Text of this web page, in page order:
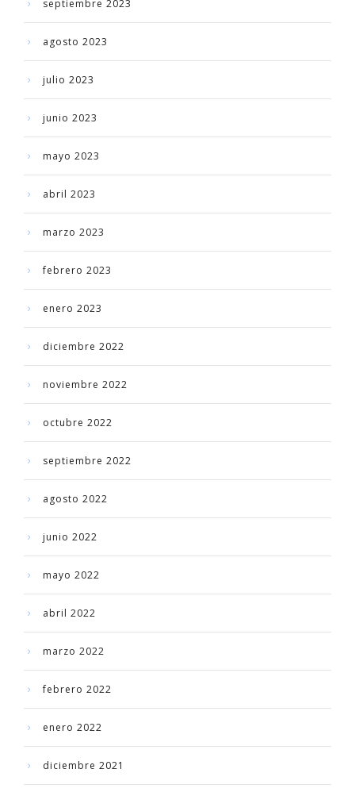
septiembre 2023
agosto 2023
julio 2023
junio 2023
mayo 2023
abril 2023
marzo 2023
febrero 2023
enero 2023
diciembre 2022
noviembre 2022
octubre 2022
septiembre 2022
agosto 2022
junio 2022
mayo 2022
abril 2022
marzo 2022
febrero 2022
enero 2022
diciembre 2021